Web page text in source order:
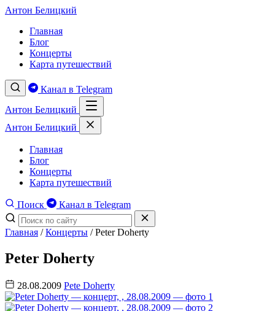
Антон Белицкий
Главная
Блог
Концерты
Карта путешествий
Канал в Telegram
Антон Белицкий
Антон Белицкий
Главная
Блог
Концерты
Карта путешествий
Поиск Канал в Telegram
Главная / Концерты / Peter Doherty
Peter Doherty
28.08.2009 Pete Doherty